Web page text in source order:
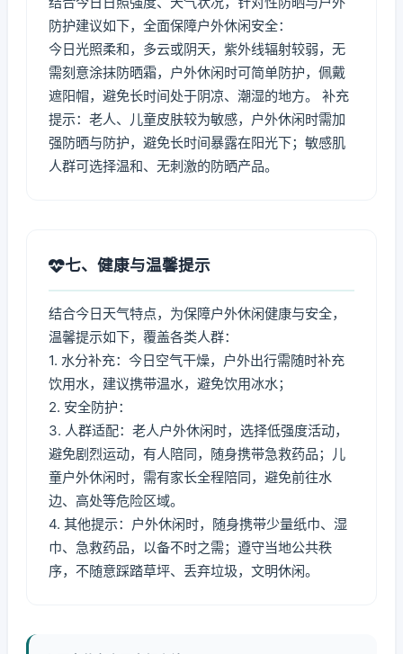
防护建议如下，全面保障户外休闲安全：
今日光照柔和，多云或阴天，紫外线辐射较弱，无
需刻意涂抹防晒霜，户外休闲时可简单防护，佩戴
遮阳帽，避免长时间处于阴凉、潮湿的地方。 补充
提示：老人、儿童皮肤较为敏感，户外休闲时需加
强防晒与防护，避免长时间暴露在阳光下；敏感肌
人群可选择温和、无刺激的防晒产品。
七、健康与温馨提示
结合今日天气特点，为保障户外休闲健康与安全，
温馨提示如下，覆盖各类人群：
1. 水分补充：今日空气干燥，户外出行需随时补充
饮用水，建议携带温水，避免饮用冰水；
2. 安全防护：
3. 人群适配：老人户外休闲时，选择低强度活动，
避免剧烈运动，有人陪同，随身携带急救药品；儿
童户外休闲时，需有家长全程陪同，避免前往水
边、高处等危险区域。
4. 其他提示：户外休闲时，随身携带少量纸巾、湿
巾、急救药品，以备不时之需；遵守当地公共秩
序，不随意踩踏草坪、丢弃垃圾，文明休闲。